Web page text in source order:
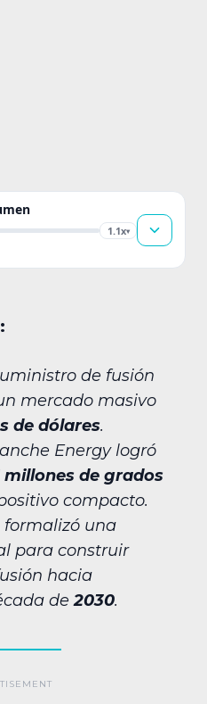
1.1x▾
de fusión
mercado masivo
de dólares.
Energy logró
millones de grados
compacto.
formalizó una
para construir
hacia
de2030.